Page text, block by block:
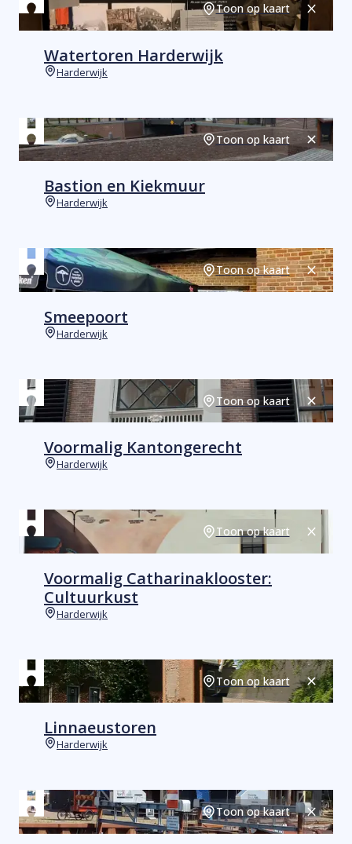
Toon op kaart Sluiten
Watertoren Harderwijk
Harderwijk
Toon op kaart Sluiten
Bastion en Kiekmuur
Harderwijk
Toon op kaart Sluiten
Smeepoort
Harderwijk
Toon op kaart Sluiten
Voormalig Kantongerecht
Harderwijk
Toon op kaart Sluiten
Voormalig Catharinaklooster:
Cultuurkust
Harderwijk
Toon op kaart Sluiten
Linnaeustoren
Harderwijk
Toon op kaart Sluiten